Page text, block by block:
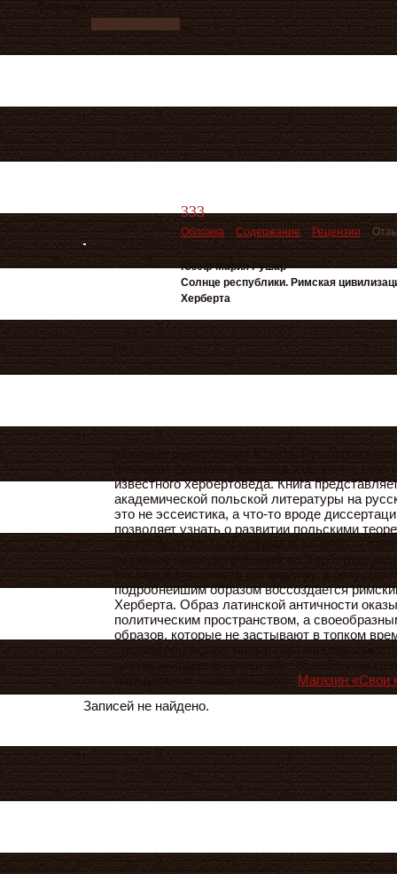
Ваш заказ
333
Обложка Содержание Рецензии
Юзеф Мария Рушар
Солнце республики. Римская
Херберта
«Солнце республики» Юзефа Рушара
обычном формате перевода избранных глав
известного хербертоведа. Книга
академической польской литературы на
это не эссеистика, а что-то вроде
позволяет узнать о развитии польскими
интертекстуальных штудий, а во-вторых
остаться сосредоточенным на Херберте,
последовательность его анализу, в
подробнейшим образом воссоздается
Херберта. Образ латинской античности
политическим пространством, а
образов, которые не застывают в топком
сих пор порождать новые поэтические
длинном названии книги вместо слова
определение «цивилизация».Магазин «Свои
Записей не найдено.